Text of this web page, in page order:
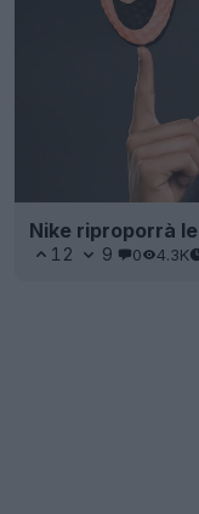
Nike riproporrà
12 9 0 4.3K